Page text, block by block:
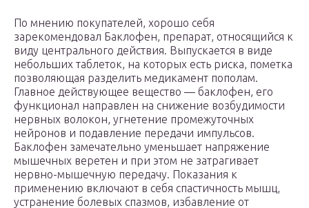
По мнению покупателей, хорошо себя
зарекомендовал Баклофен, препарат, относящийся к
виду центрального действия. Выпускается в виде
небольших таблеток, на которых есть риска, пометка
позволяющая разделить медикамент пополам.
Главное действующее вещество — баклофен, его
функционал направлен на снижение возбудимости
нервных волокон, угнетение промежуточных
нейронов и подавление передачи импульсов.
Баклофен замечательно уменьшает напряжение
мышечных веретен и при этом не затрагивает
нервно-мышечную передачу. Показания к
применению включают в себя спастичность мышц,
устранение болевых спазмов, избавление от